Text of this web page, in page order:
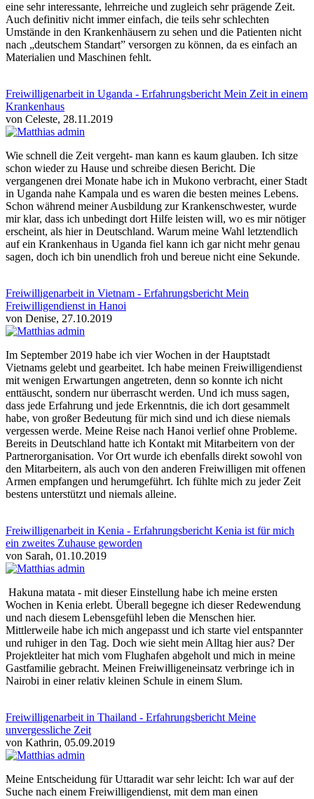
eine sehr interessante, lehrreiche und zugleich sehr prägende Zeit.
Auch definitiv nicht immer einfach, die teils sehr schlechten
Umstände in den Krankenhäusern zu sehen und die Patienten nicht
nach „deutschem Standart” versorgen zu können, da es einfach an
Materialien und Maschinen fehlt.
Freiwilligenarbeit in Uganda - Erfahrungsbericht Mein Zeit in einem
Krankenhaus
von Celeste, 28.11.2019
Wie schnell die Zeit vergeht- man kann es kaum glauben. Ich sitze
schon wieder zu Hause und schreibe diesen Bericht. Die
vergangenen drei Monate habe ich in Mukono verbracht, einer Stadt
in Uganda nahe Kampala und es waren die besten meines Lebens.
Schon während meiner Ausbildung zur Krankenschwester, wurde
mir klar, dass ich unbedingt dort Hilfe leisten will, wo es mir nötiger
erscheint, als hier in Deutschland. Warum meine Wahl letztendlich
auf ein Krankenhaus in Uganda fiel kann ich gar nicht mehr genau
sagen, doch ich bin unendlich froh und bereue nicht eine Sekunde.
Freiwilligenarbeit in Vietnam - Erfahrungsbericht Mein
Freiwilligendienst in Hanoi
von Denise, 27.10.2019
Im September 2019 habe ich vier Wochen in der Hauptstadt
Vietnams gelebt und gearbeitet. Ich habe meinen Freiwilligendienst
mit wenigen Erwartungen angetreten, denn so konnte ich nicht
enttäuscht, sondern nur überrascht werden. Und ich muss sagen,
dass jede Erfahrung und jede Erkenntnis, die ich dort gesammelt
habe, von großer Bedeutung für mich sind und ich diese niemals
vergessen werde. Meine Reise nach Hanoi verlief ohne Probleme.
Bereits in Deutschland hatte ich Kontakt mit Mitarbeitern von der
Partnerorganisation. Vor Ort wurde ich ebenfalls direkt sowohl von
den Mitarbeitern, als auch von den anderen Freiwilligen mit offenen
Armen empfangen und herumgeführt. Ich fühlte mich zu jeder Zeit
bestens unterstützt und niemals alleine.
Freiwilligenarbeit in Kenia - Erfahrungsbericht Kenia ist für mich
ein zweites Zuhause geworden
von Sarah, 01.10.2019
Hakuna matata - mit dieser Einstellung habe ich meine ersten
Wochen in Kenia erlebt. Überall begegne ich dieser Redewendung
und nach diesem Lebensgefühl leben die Menschen hier.
Mittlerweile habe ich mich angepasst und ich starte viel entspannter
und ruhiger in den Tag. Doch wie sieht mein Alltag hier aus? Der
Projektleiter hat mich vom Flughafen abgeholt und mich in meine
Gastfamilie gebracht. Meinen Freiwilligeneinsatz verbringe ich in
Nairobi in einer relativ kleinen Schule in einem Slum.
Freiwilligenarbeit in Thailand - Erfahrungsbericht Meine
unvergessliche Zeit
von Kathrin, 05.09.2019
Meine Entscheidung für Uttaradit war sehr leicht: Ich war auf der
Suche nach einem Freiwilligendienst, mit dem man einen